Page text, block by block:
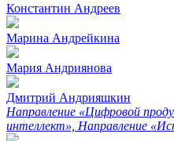
Константин Андреев
Марина Андрейкина
Мария Андриянова
Дмитрий Андрияшкин
Направление «Цифровой
интеллект», Направление